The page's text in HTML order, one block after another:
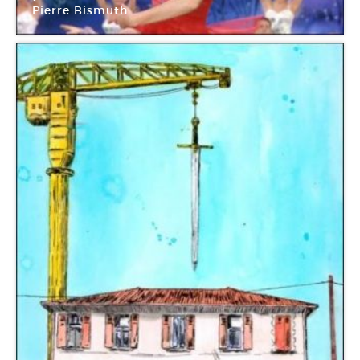
Pierre Bismuth
Mrac Occitanie / Pyrénées-Méditerranée